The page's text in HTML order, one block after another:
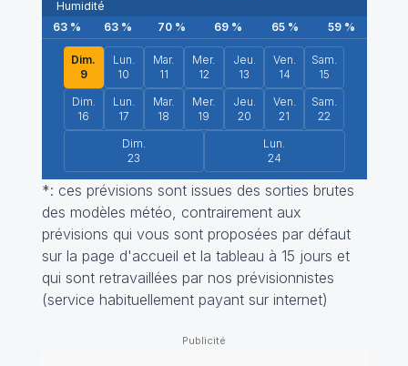
Humidité
63 % 63 % 70 % 69 % 65% 59%
Dim.
9
Lun.
10
Mar.
11
Mer.
12
Jeu.
13
Ven.
14
Sam.
15
Dim.
16
Lun.
17
Mar.
18
Mer.
19
Jeu.
20
Ven.
21
Sam.
22
Dim.
23
Lun.
24
*: ces prévisions sont issues des sorties brutes
des modèles météo, contrairement aux
prévisions qui vous sont proposées par défaut
sur la page d'accueil et la tableau à 15 jours et
qui sont retravaillées par nos prévisionnistes
(service habituellement payant sur internet)